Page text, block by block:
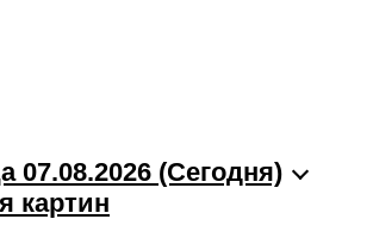
07.08.2026 (Cегодня)
картин